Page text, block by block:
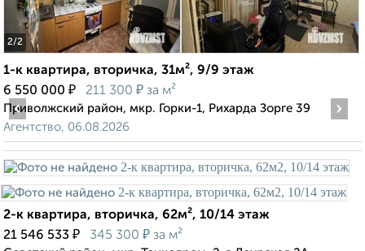
2/2
1-к квартира, вторичка, 31м², 9/9 этаж
6 550 000 ₽ 211 300 ₽ за м²
Приволжский район, мкр. Горки-1, Рихарда Зорге 39
Агентство, 06.08.2026
‹ ›
2-к квартира, вторичка, 62м², 10/14 этаж
21 546 533 ₽ 345 300 ₽ за м²